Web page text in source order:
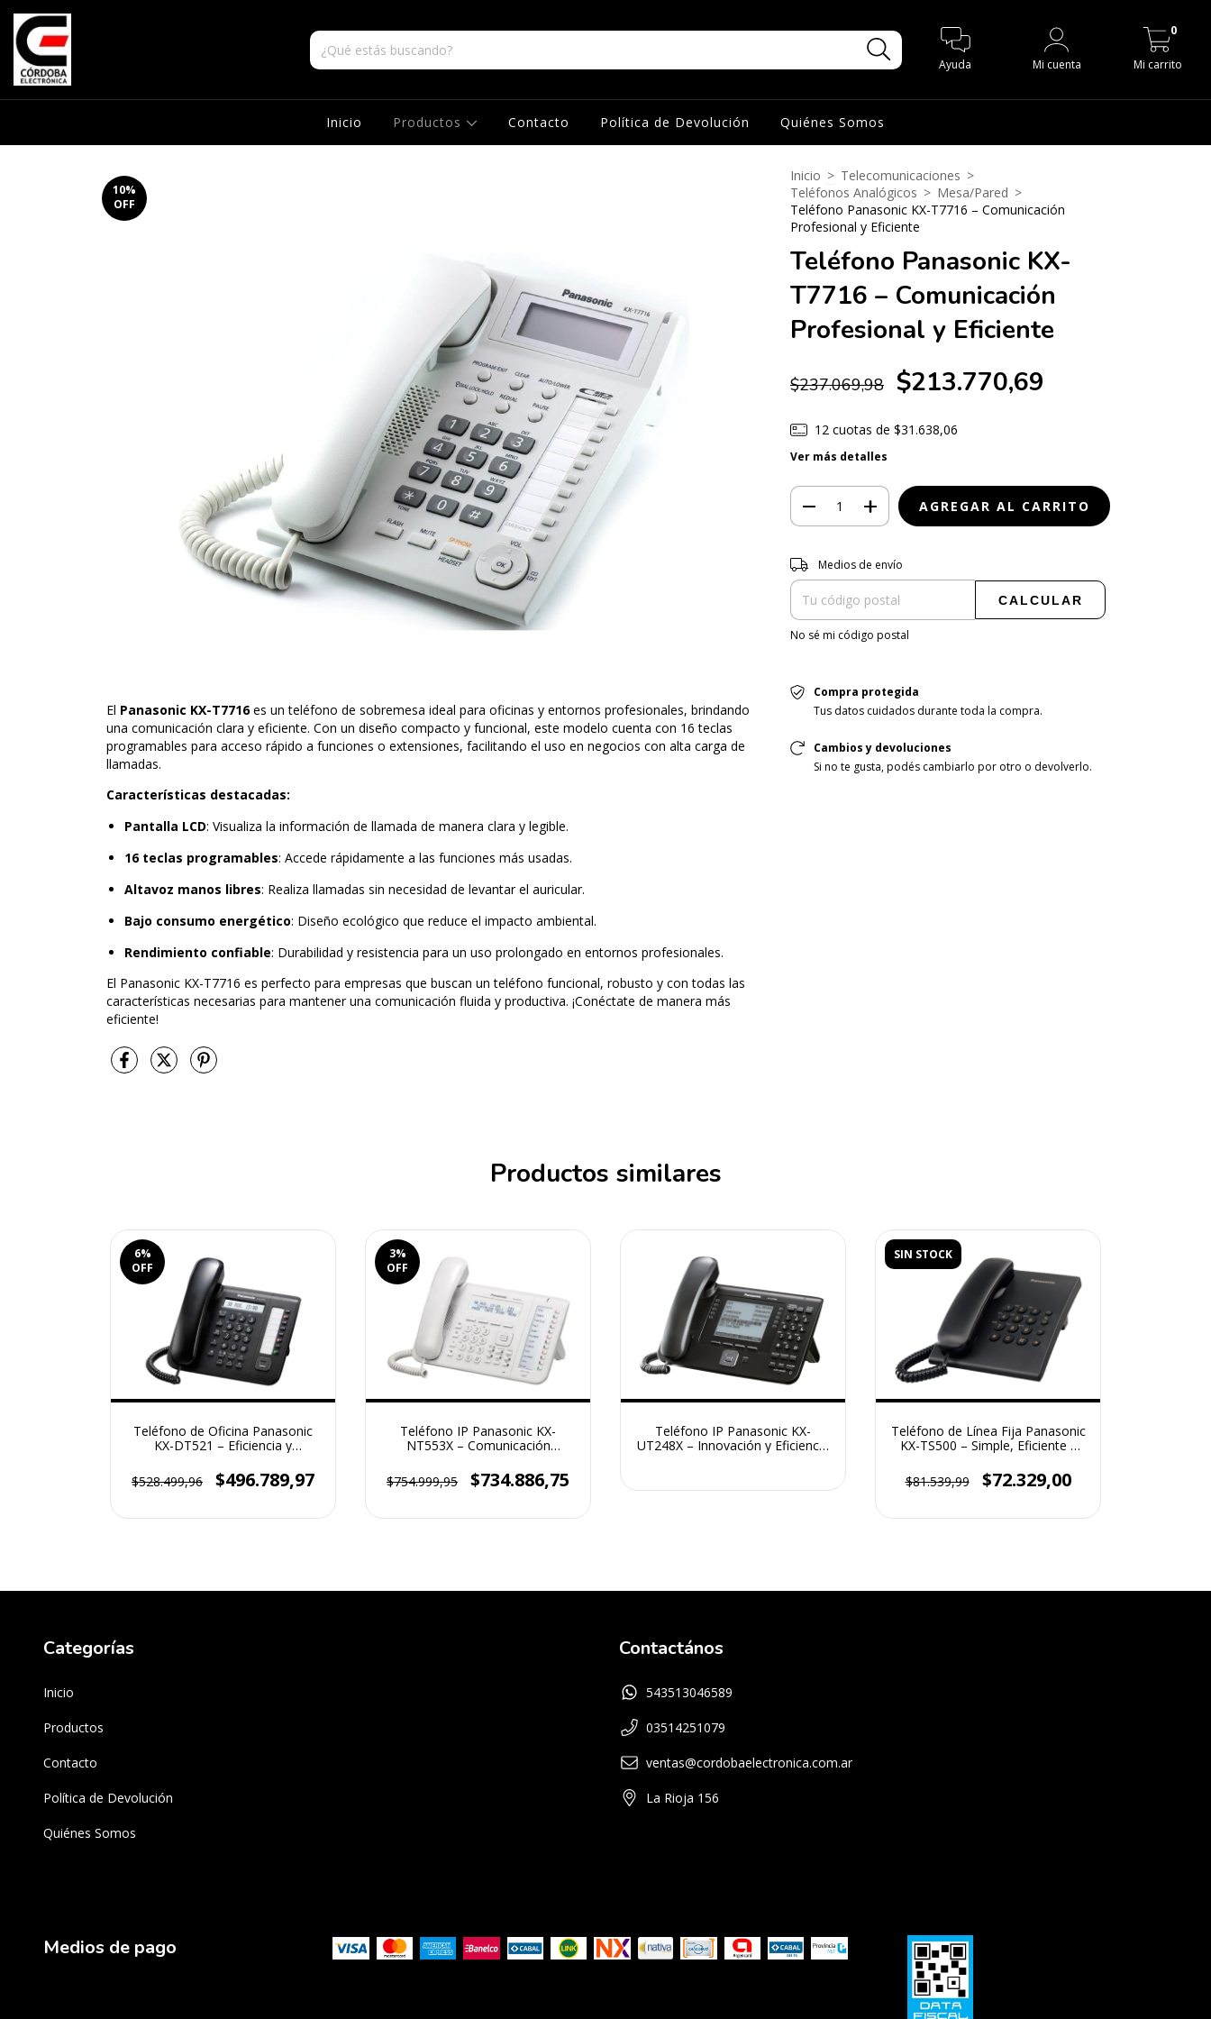
Ayuda Mi cuenta Mi carrito
0
Inicio Productos Contacto Política de Devolución Quiénes Somos
10%
OFF
El Panasonic KX-T7716es un teléfono de sobremesa ideal para oficinas y entornos profesionales, brindando
una comunicación clara y eficiente. Con un diseño compacto y funcional, este modelo cuenta con 16 teclas
programables para acceso rápido a funciones o extensiones, facilitando el uso en negocios con alta carga de
llamadas.
Características destacadas:
Pantalla LCD: Visualiza la información de llamada de manera clara y legible.
16 teclas programables: Accede rápidamente a las funciones más usadas.
Altavoz manos libres: Realiza llamadas sin necesidad de levantar el auricular.
Bajo consumo energético: Diseño ecológico que reduce el impacto ambiental.
Rendimiento confiable: Durabilidad y resistencia para un uso prolongado en entornos profesionales.
El Panasonic KX-T7716 es perfecto para empresas que buscan un teléfono funcional, robusto y con todas las
características necesarias para mantener una comunicación fluida y productiva. ¡Conéctate de manera más
eficiente!
Inicio > Telecomunicaciones >
Teléfonos Analógicos > Mesa/Pared >
Teléfono Panasonic KX-T7716 – Comunicación
Profesional y Eficiente
Teléfono Panasonic KX-
T7716 – Comunicación
Profesional y Eficiente
$237.069,98 $213.770,69
12 cuotas de $31.638,06
Ver más detalles
Entregas para el CP:
Medios de envío
CALCULAR
No sé mi código postal
Compra protegida
Tus datos cuidados durante toda la compra.
Cambios y devoluciones
Si no te gusta, podés cambiarlo por otro o devolverlo.
Productos similares
6%
OFF
Teléfono de Oficina Panasonic
KX-DT521 – Eficiencia y
$528.499,96
$496.789,97
3%
OFF
Teléfono IP Panasonic KX-
NT553X – Comunicación
$754.999,95
$734.886,75
Teléfono IP Panasonic KX-
UT248X – Innovación y Eficiencia
SIN STOCK
Teléfono de Línea Fija Panasonic
KX-TS500 – Simple, Eficiente y
$81.539,99
$72.329,00
Categorías
Inicio
Productos
Contacto
Política de Devolución
Quiénes Somos
Contactános
543513046589
03514251079
ventas@cordobaelectronica.com.ar
La Rioja 156
Medios de pago